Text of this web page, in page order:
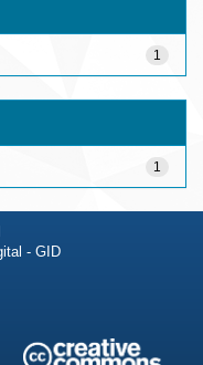
1
1
- GID